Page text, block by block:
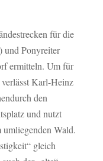
für die
und Ponyreiter
ermitteln. Um für
Karl-Heinz
den
und nutzt
Wald.
gleich